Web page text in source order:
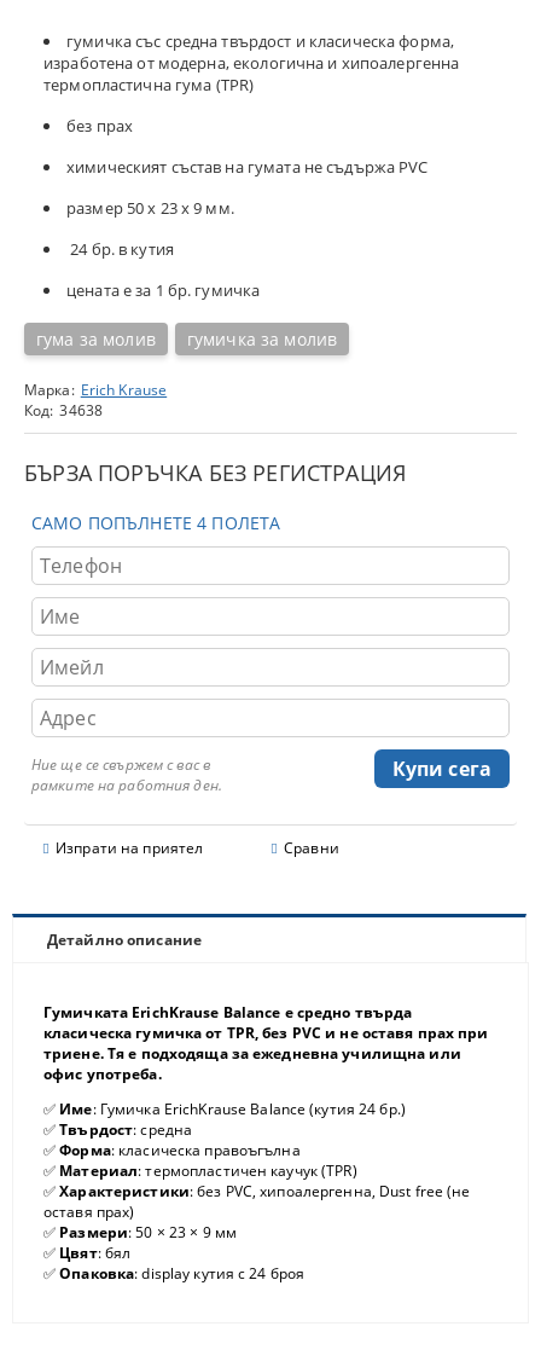
гумичка със средна твърдост и класическа форма,
изработена от модерна, екологична и хипоалергенна
термопластична гума (TPR)
без прах
химическият състав на гумата не съдържа PVC
размер 50 х 23 х 9 мм.
24 бр. в кутия
цената е за 1 бр. гумичка
гума за молив гумичка за молив
Марка: Erich Krause
Код: 34638
БЪРЗА ПОРЪЧКА БЕЗ РЕГИСТРАЦИЯ
САМО ПОПЪЛНЕТЕ 4 ПОЛЕТА
Ние ще се свържем с вас в
рамките на работния ден.
Изпрати на приятел Сравни
Детайлно описание
Гумичката ErichKrause Balance е средно твърда
класическа гумичка от TPR, без PVC и не оставя прах при
триене. Тя е подходяща за ежедневна училищна или
офис употреба.
✅ Име: Гумичка ErichKrause Balance (кутия 24 бр.)
✅Твърдост: средна
✅Форма: класическа правоъгълна
✅ Материал: термопластичен каучук (TPR)
✅Характеристики: без PVC, хипоалергенна, Dust free (не
оставя прах)
✅ Размери: 50 × 23 × 9 мм
✅ Цвят: бял
✅Опаковка: display кутия с 24 броя